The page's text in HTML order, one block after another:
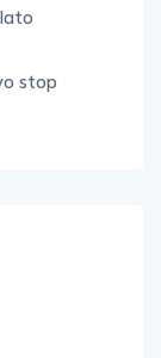
stop